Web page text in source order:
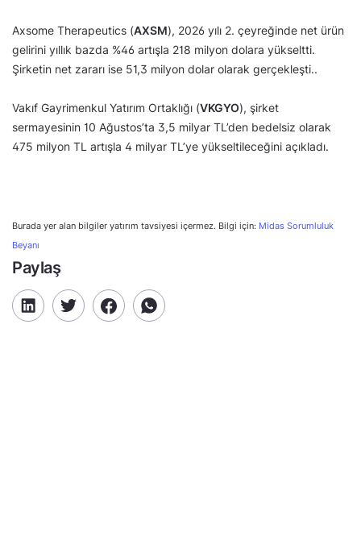
Axsome Therapeutics (AXSM), 2026 yılı 2. çeyreğinde net ürün
gelirini yıllık bazda %46 artışla 218 milyon dolara yükseltti.
Şirketin net zararı ise 51,3 milyon dolar olarak gerçekleşti..
Vakıf Gayrimenkul Yatırım Ortaklığı (VKGYO), şirket
sermayesinin 10 Ağustos’ta 3,5 milyar TL’den bedelsiz olarak
475 milyon TL artışla 4 milyar TL’ye yükseltileceğini açıkladı.
Burada yer alan bilgiler yatırım tavsiyesi içermez. Bilgi için: Midas Sorumluluk
Beyanı
Paylaş